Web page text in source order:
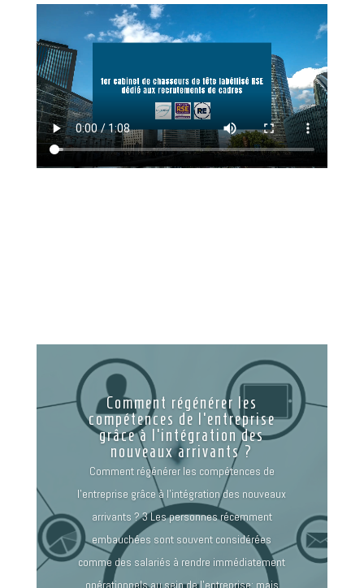
Comment régénérer les
compétences de l’entreprise
grâce à l’intégration des
nouveaux arrivants ?
Comment régénérer les compétences de
l’entreprise grâce à l’intégration des nouveaux
arrivants ? 3 Les personnes récemment
embauchées sont souvent considérées
comme des salariés à rendre immédiatement